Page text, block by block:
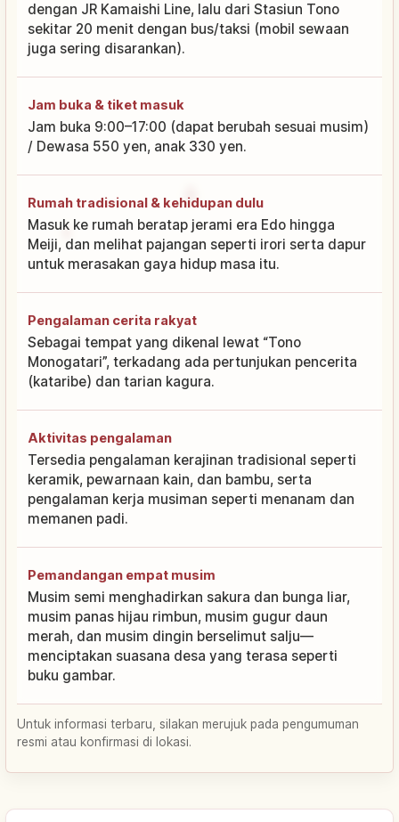
dengan JR Kamaishi Line, lalu dari Stasiun Tono
sekitar 20 menit dengan bus/taksi (mobil sewaan
juga sering disarankan).
Jam buka & tiket masuk
Jam buka 9:00–17:00 (dapat berubah sesuai musim)
/ Dewasa 550 yen, anak 330 yen.
Rumah tradisional & kehidupan dulu
Masuk ke rumah beratap jerami era Edo hingga
Meiji, dan melihat pajangan seperti irori serta dapur
untuk merasakan gaya hidup masa itu.
Pengalaman cerita rakyat
Sebagai tempat yang dikenal lewat “Tono
Monogatari”, terkadang ada pertunjukan pencerita
(kataribe) dan tarian kagura.
Aktivitas pengalaman
Tersedia pengalaman kerajinan tradisional seperti
keramik, pewarnaan kain, dan bambu, serta
pengalaman kerja musiman seperti menanam dan
memanen padi.
Pemandangan empat musim
Musim semi menghadirkan sakura dan bunga liar,
musim panas hijau rimbun, musim gugur daun
merah, dan musim dingin berselimut salju—
menciptakan suasana desa yang terasa seperti
buku gambar.
Untuk informasi terbaru, silakan merujuk pada pengumuman
resmi atau konfirmasi di lokasi.